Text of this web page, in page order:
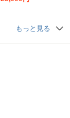
もっと見る